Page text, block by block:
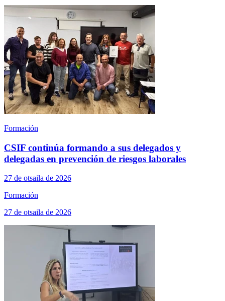
Formación
CSIF continúa formando a sus delegados y
delegadas en prevención de riesgos laborales
27 de otsaila de 2026
Formación
27 de otsaila de 2026